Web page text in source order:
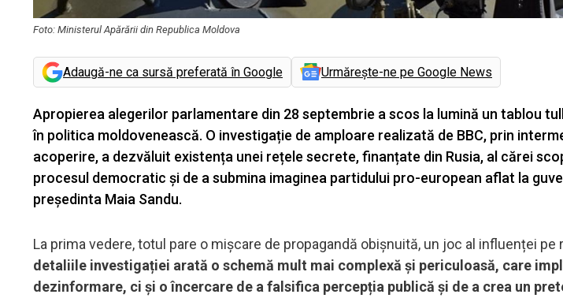
Foto: Ministerul Apărării din Republica Moldova
Adaugă-ne ca sursă preferată în Google Urmărește-ne pe Google News
Apropierea alegerilor parlamentare din 28 septembrie a scos la lumină un tablou
în politica moldovenească. O investigație de amploare realizată de BBC, prin
acoperire, a dezvăluit existența unei rețele secrete, finanțate din Rusia, al cărei
procesul democratic și de a submina imaginea partidului pro-european aflat la
președinta Maia Sandu.
La prima vedere, totul pare o mișcare de propagandă obișnuită, un joc al influenței pe
detaliile investigației arată o schemă mult mai complexă și periculoasă, care
dezinformare, ci și o încercare de a falsifica percepția publică și de a crea un